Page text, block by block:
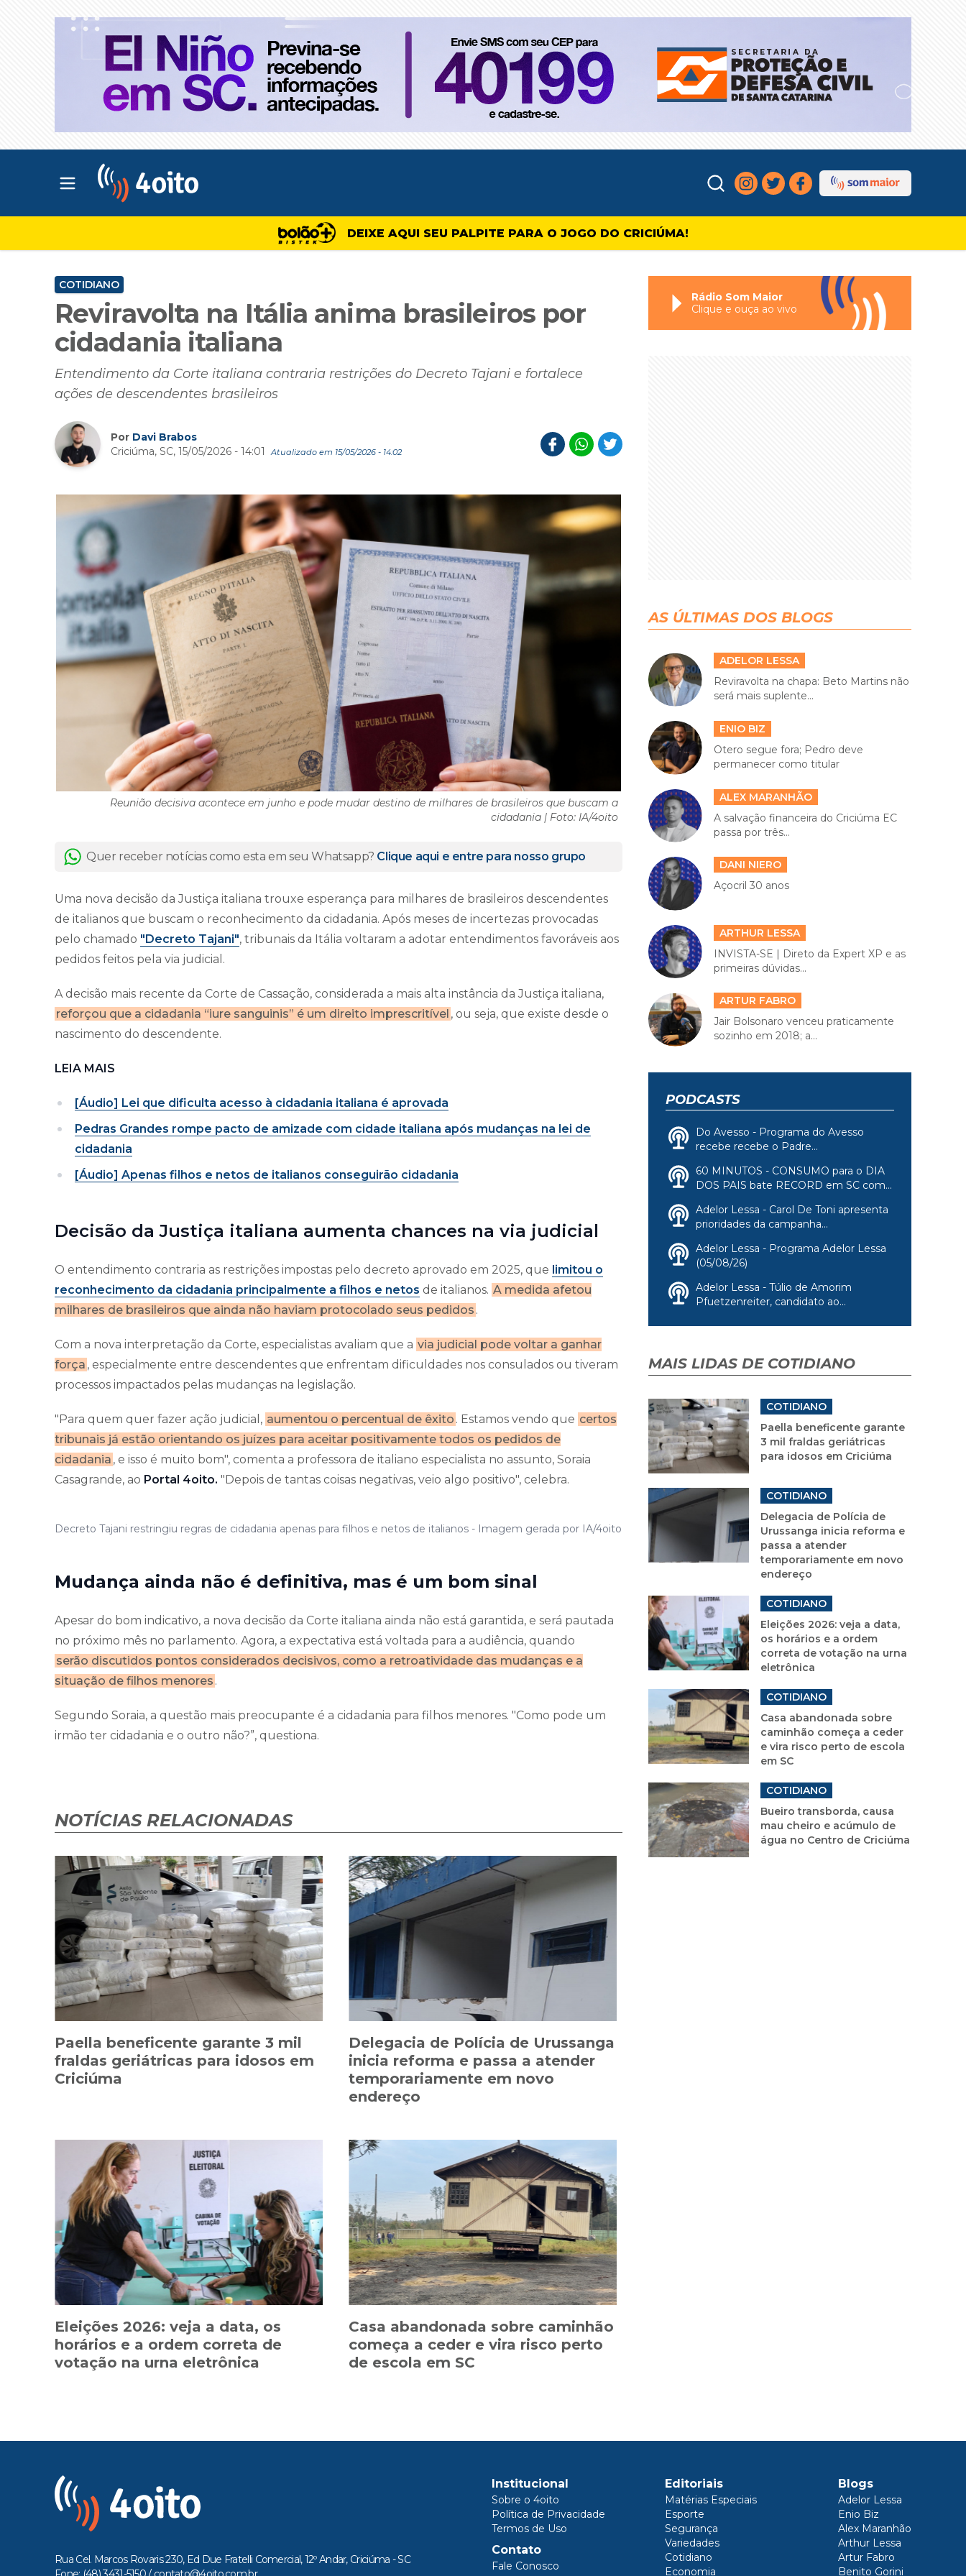
Abrir menu principal
DEIXE AQUI SEU PALPITE PARA O JOGO DO CRICIÚMA!
COTIDIANO
Reviravolta na Itália anima brasileiros por
cidadania italiana
Entendimento da Corte italiana contraria restrições do Decreto Tajani e fortalece
ações de descendentes brasileiros
Por Davi Brabos
Criciúma, SC, 15/05/2026 - 14:01
Atualizado em 15/05/2026 - 14:02
Reunião decisiva acontece em junho e pode mudar destino de milhares de brasileiros que buscam a
cidadania | Foto: IA/4oito
Quer receber notícias como esta em seu Whatsapp? Clique aqui e entre para nosso grupo
Uma nova decisão da Justiça italiana trouxe esperança para milhares de brasileiros descendentes
de italianos que buscam o reconhecimento da cidadania. Após meses de incertezas provocadas
pelo chamado "Decreto Tajani", tribunais da Itália voltaram a adotar entendimentos favoráveis aos
pedidos feitos pela via judicial.
A decisão mais recente da Corte de Cassação, considerada a mais alta instância da Justiça italiana,
reforçou que a cidadania “iure sanguinis” é um direito imprescritível , ou seja, que existe desde o
nascimento do descendente.
LEIA MAIS
[Áudio] Lei que dificulta acesso à cidadania italiana é aprovada
Pedras Grandes rompe pacto de amizade com cidade italiana após mudanças na lei de
cidadania
[Áudio] Apenas filhos e netos de italianos conseguirão cidadania
Decisão da Justiça italiana aumenta chances na via judicial
O entendimento contraria as restrições impostas pelo decreto aprovado em 2025, que limitou o
reconhecimento da cidadania principalmente a filhos e netos de italianos. A medida afetou
milhares de brasileiros que ainda não haviam protocolado seus pedidos .
Com a nova interpretação da Corte, especialistas avaliam que a via judicial pode voltar a ganhar
força , especialmente entre descendentes que enfrentam dificuldades nos consulados ou tiveram
processos impactados pelas mudanças na legislação.
"Para quem quer fazer ação judicial, aumentou o percentual de êxito . Estamos vendo que certos
tribunais já estão orientando os juízes para aceitar positivamente todos os pedidos de
cidadania , e isso é muito bom", comenta a professora de italiano especialista no assunto, Soraia
Casagrande, ao Portal 4oito. "Depois de tantas coisas negativas, veio algo positivo", celebra.
Decreto Tajani restringiu regras de cidadania apenas para filhos e netos de italianos - Imagem gerada por IA/4oito
Mudança ainda não é definitiva, mas é um bom sinal
Apesar do bom indicativo, a nova decisão da Corte italiana ainda não está garantida, e será pautada
no próximo mês no parlamento. Agora, a expectativa está voltada para a audiência, quando
serão discutidos pontos considerados decisivos, como a retroatividade das mudanças e a
situação de filhos menores .
Segundo Soraia, a questão mais preocupante é a cidadania para filhos menores. "Como pode um
irmão ter cidadania e o outro não?”, questiona.
NOTÍCIAS RELACIONADAS
Paella beneficente garante 3 mil
fraldas geriátricas para idosos em
Criciúma
Delegacia de Polícia de Urussanga
inicia reforma e passa a atender
temporariamente em novo
endereço
Eleições 2026: veja a data, os
horários e a ordem correta de
votação na urna eletrônica
Casa abandonada sobre caminhão
começa a ceder e vira risco perto
de escola em SC
Rádio Som Maior
Clique e ouça ao vivo
AS ÚLTIMAS DOS BLOGS
ADELOR LESSA
Reviravolta na chapa: Beto Martins não
será mais suplente...
ENIO BIZ
Otero segue fora; Pedro deve
permanecer como titular
ALEX MARANHÃO
A salvação financeira do Criciúma EC
passa por três...
DANI NIERO
Açocril 30 anos
ARTHUR LESSA
INVISTA-SE | Direto da Expert XP e as
primeiras dúvidas...
ARTUR FABRO
Jair Bolsonaro venceu praticamente
sozinho em 2018; a...
PODCASTS
Do Avesso - Programa do Avesso
recebe recebe o Padre...
60 MINUTOS - CONSUMO para o DIA
DOS PAIS bate RECORD em SC com...
Adelor Lessa - Carol De Toni apresenta
prioridades da campanha...
Adelor Lessa - Programa Adelor Lessa
(05/08/26)
Adelor Lessa - Túlio de Amorim
Pfuetzenreiter, candidato ao...
MAIS LIDAS DE COTIDIANO
COTIDIANO
Paella beneficente garante
3 mil fraldas geriátricas
para idosos em Criciúma
COTIDIANO
Delegacia de Polícia de
Urussanga inicia reforma e
passa a atender
temporariamente em novo
endereço
COTIDIANO
Eleições 2026: veja a data,
os horários e a ordem
correta de votação na urna
eletrônica
COTIDIANO
Casa abandonada sobre
caminhão começa a ceder
e vira risco perto de escola
em SC
COTIDIANO
Bueiro transborda, causa
mau cheiro e acúmulo de
água no Centro de Criciúma
Rua Cel. Marcos Rovaris 230, Ed Due Fratelli Comercial, 12º Andar, Criciúma - SC
Institucional
Sobre o 4oito
Política de Privacidade
Termos de Uso
Contato
Fale Conosco
Editoriais
Matérias Especiais
Esporte
Segurança
Variedades
Cotidiano
Economia
Blogs
Adelor Lessa
Enio Biz
Alex Maranhão
Arthur Lessa
Artur Fabro
Benito Gorini